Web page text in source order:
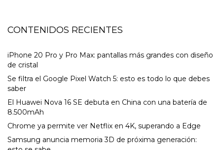
CONTENIDOS RECIENTES
iPhone 20 Pro y Pro Max: pantallas más grandes con diseño
de cristal
Se filtra el Google Pixel Watch 5: esto es todo lo que debes
saber
El Huawei Nova 16 SE debuta en China con una batería de
8.500mAh
Chrome ya permite ver Netflix en 4K, superando a Edge
Samsung anuncia memoria 3D de próxima generación: